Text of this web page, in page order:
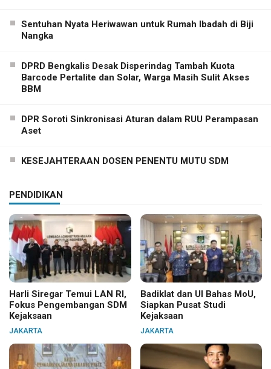
Sentuhan Nyata Heriwawan untuk Rumah Ibadah di Biji
Nangka
DPRD Bengkalis Desak Disperindag Tambah Kuota
Barcode Pertalite dan Solar, Warga Masih Sulit Akses
BBM
DPR Soroti Sinkronisasi Aturan dalam RUU Perampasan
Aset
KESEJAHTERAAN DOSEN PENENTU MUTU SDM
PENDIDIKAN
Harli Siregar Temui LAN RI,
Fokus Pengembangan SDM
Kejaksaan
JAKARTA
Badiklat dan UI Bahas MoU,
Siapkan Pusat Studi
Kejaksaan
JAKARTA